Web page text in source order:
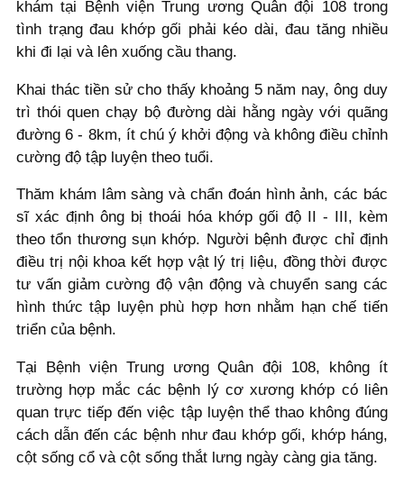
khám tại Bệnh viện Trung ương Quân đội 108 trong
tình trạng đau khớp gối phải kéo dài, đau tăng nhiều
khi đi lại và lên xuống cầu thang.
Khai thác tiền sử cho thấy khoảng 5 năm nay, ông duy
trì thói quen chạy bộ đường dài hằng ngày với quãng
đường 6 - 8km, ít chú ý khởi động và không điều chỉnh
cường độ tập luyện theo tuổi.
Thăm khám lâm sàng và chẩn đoán hình ảnh, các bác
sĩ xác định ông bị thoái hóa khớp gối độ II - III, kèm
theo tổn thương sụn khớp. Người bệnh được chỉ định
điều trị nội khoa kết hợp vật lý trị liệu, đồng thời được
tư vấn giảm cường độ vận động và chuyển sang các
hình thức tập luyện phù hợp hơn nhằm hạn chế tiến
triển của bệnh.
Tại Bệnh viện Trung ương Quân đội 108, không ít
trường hợp mắc các bệnh lý cơ xương khớp có liên
quan trực tiếp đến việc tập luyện thể thao không đúng
cách dẫn đến các bệnh như đau khớp gối, khớp háng,
cột sống cổ và cột sống thắt lưng ngày càng gia tăng.